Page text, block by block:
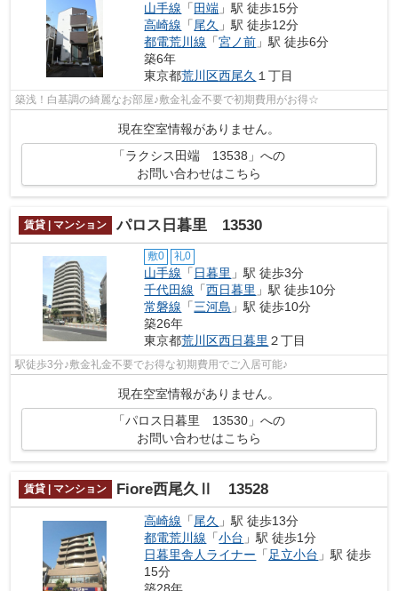
山手線 「 田端 」駅 徒歩15分
高崎線 「尾久 」駅 徒歩12分
都電荒川線 「宮ノ前 」駅 徒歩6分
築6年
東京都荒川区西尾久 １丁目
築浅！白基調の綺麗なお部屋♪敷金礼金不要で初期費用がお得☆
現在空室情報がありません。
「ラクシス田端 13538」への
お問い合わせはこちら
賃貸 | マンション パロス日暮里 13530
敷0 礼0
山手線 「 日暮里 」駅 徒歩3分
千代田線 「西日暮里 」駅 徒歩10分
常磐線 「三河島 」駅 徒歩10分
築26年
東京都荒川区西日暮里 ２丁目
駅徒歩3分♪敷金礼金不要でお得な初期費用でご入居可能♪
現在空室情報がありません。
「パロス日暮里 13530」への
お問い合わせはこちら
賃貸 | マンション Fiore西尾久Ⅱ 13528
高崎線 「尾久 」駅 徒歩13分
都電荒川線 「小台 」駅 徒歩1分
日暮里舎人ライナー 「足立小台 」駅 徒歩
15分